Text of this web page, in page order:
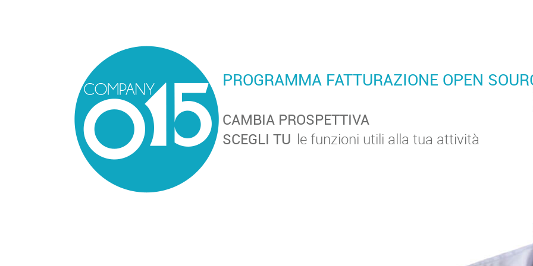
PROGRAMMA FATTURAZIONE OPEN
CAMBIA PROSPETTIVA
SCEGLI TU le funzioni utili alla tua attività